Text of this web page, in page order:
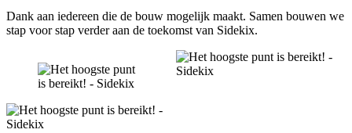
Dank aan iedereen die de bouw mogelijk maakt. Samen bouwen we
stap voor stap verder aan de toekomst van Sidekix.